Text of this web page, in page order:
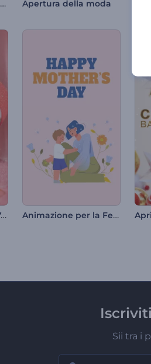
Un delizioso inizio per San Valentino Apertura della moda
Apri biglietti di San Valentino Animazione per la Festa della Mamma
Sii tra i